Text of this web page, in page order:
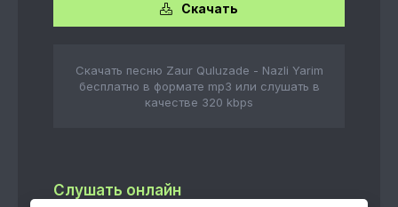
Скачать
Скачать песню Zaur Quluzade - Nazli Yarim
бесплатно в формате mp3 или слушать в
качестве 320 kbps
Слушать онлайн